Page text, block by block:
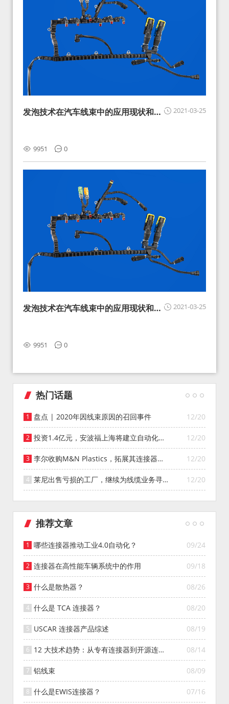
2021-03-25
发泡技术在汽车线束中的应用现状和展
9951 0
2021-03-25
发泡技术在汽车线束中的应用现状和展
9951 0
热门话题
12/20
盘点 | 2020年因线束原因的召回事件
12/20
投资1.4亿元，安波福上海将建立自动化智
能仓库
12/20
李尔收购M&N Plastics，拓展其连接器系
统业务
12/20
莱尼出售亏损的工厂，继续为线缆业务寻找
投资者
推荐文章
09/24
哪些连接器推动工业4.0自动化？
09/18
连接器在高性能车辆系统中的作用
08/26
什么是散热器？
08/20
什么是 TCA 连接器？
08/19
USCAR 连接器产品综述
08/14
12 大技术趋势：从专有连接器到开源连接
器的演变
08/09
铝线束
07/16
什么是EWIS连接器？